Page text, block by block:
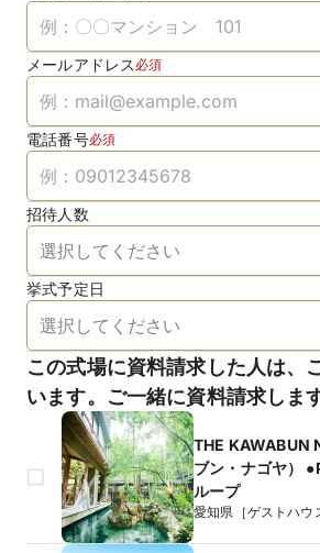
メールアドレス 必須
電話番号必須
招待人数
挙式予定日
この式場に資料請求した人は、
います。ご一緒に資料請求しま
THE KAWABUN
ブン・ナゴヤ）
ループ
愛知県［ゲストハウ